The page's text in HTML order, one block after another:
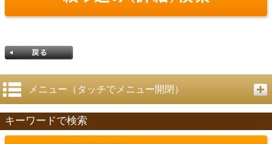
戻る
メニュー（タッチでメニュー開閉）
キーワードで検索